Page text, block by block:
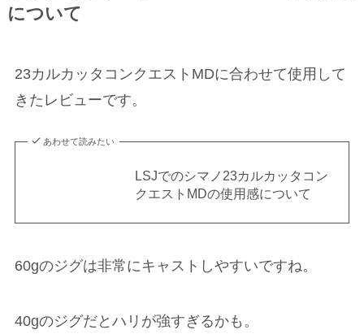
について
23カルカッタコンクエストMDに合わせて使用して
きたレビューです。
あわせて読みたい
LSJでのシマノ23カルカッタコン
クエストMDの使用感について
60gのジグは非常にキャストしやすいですね。
40gのジグだとハリが強すぎるかも。